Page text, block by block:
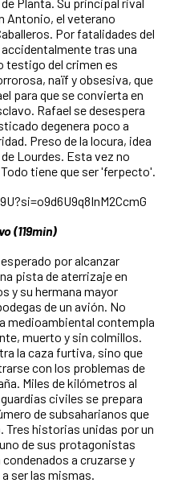
Antonio, el veterano
Por fatalidades del
tras una
testigo del crimen es
naïf y obsesiva, que
para que se convierta en
Rafael se desespera
degenera poco a
Preso de la locura, idea
Lourdes. Esta vez no
tiene que ser 'ferpecto'.
(119min)
por alcanzar
pista de aterrizaje en
y su hermana mayor
de un avión. No
medioambiental contempla
muerto y sin colmillos.
la caza furtiva, sino que
con los problemas de
Miles de kilómetros al
civiles se prepara
de subsaharianos que
Tres historias unidas por un
de sus protagonistas
a cruzarse y
ser las mismas.